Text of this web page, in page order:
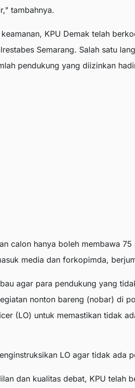
tambahnya.
KPU Demak telah
Semarang. Salah satu
pendukung yang diizinkan
calon hanya boleh membawa
media dan forkopimda,
agar para pendukung yang
nonton bareng (nobar) di
(LO) untuk memastikan tidak
LO agar tidak ada
dan kualitas debat, KPU telah